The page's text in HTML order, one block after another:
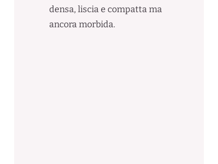
densa, liscia e compatta ma
ancora morbida.